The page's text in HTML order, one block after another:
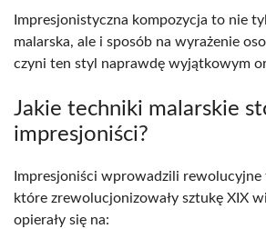
Impresjonistyczna kompozycja to nie
malarska, ale i sposób na wyrażenie
czyni ten styl naprawdę wyjątkowym
Jakie techniki malarskie
impresjoniści?
Impresjoniści wprowadzili rewolucyjne
które zrewolucjonizowały sztukę XIX
opierały się na: